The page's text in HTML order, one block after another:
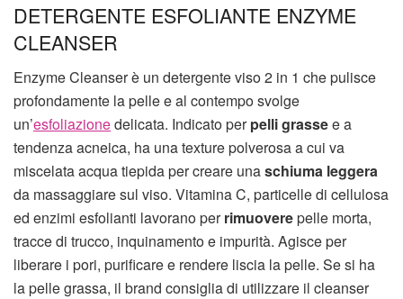
DETERGENTE ESFOLIANTE ENZYME
CLEANSER
Enzyme Cleanser è un detergente viso 2 in 1 che pulisce
profondamente la pelle e al contempo svolge
un’esfoliazionedelicata. Indicato perpelli grassee a
tendenza acneica, ha una texture polverosa a cui va
miscelata acqua tiepida per creare unaschiuma leggera
da massaggiare sul viso. Vitamina C, particelle di cellulosa
ed enzimi esfolianti lavorano perrimuoverepelle morta,
tracce di trucco, inquinamento e impurità. Agisce per
liberare i pori, purificare e rendere liscia la pelle. Se si ha
la pelle grassa, il brand consiglia di utilizzare il cleanser